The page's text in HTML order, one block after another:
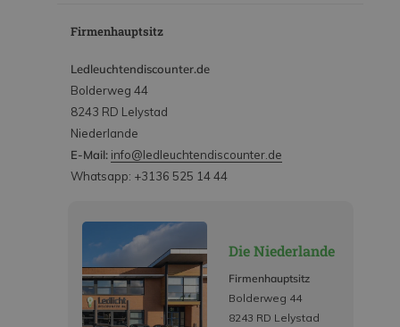
Firmenhauptsitz
Ledleuchtendiscounter.de
Bolderweg 44
8243 RD Lelystad
Niederlande
E-Mail: info@ledleuchtendiscounter.de
Whatsapp: +3136 525 14 44
Die Niederlande
Firmenhauptsitz
Bolderweg 44
8243 RD Lelystad